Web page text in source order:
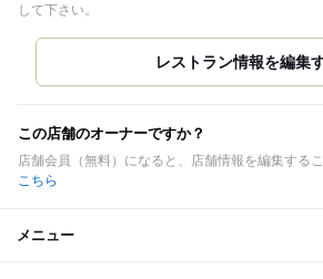
して下さい。
この店舗のオーナーですか？
店舗会員（無料）になると、店舗情報を編集するこ
こちら
メニュー